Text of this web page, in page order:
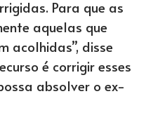
Para que as
aquelas que
acolhidas”, disse
é corrigir esses
absolver o ex-